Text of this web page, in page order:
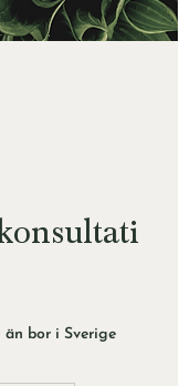
än bor i Sverige